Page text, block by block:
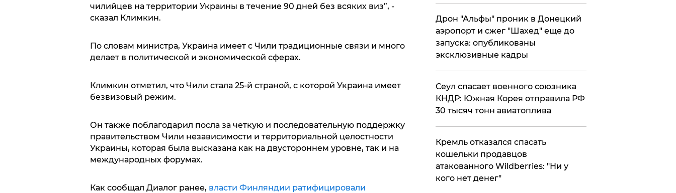
чилийцев на территории Украины в течение 90 дней без всяких виз”, -
сказал Климкин.
По словам министра, Украина имеет с Чили традиционные связи и много
делает в политической и экономической сферах.
Климкин отметил, что Чили стала 25-й страной, с которой Украина имеет
безвизовый режим.
Он также поблагодарил посла за четкую и последовательную поддержку
правительством Чили независимости и территориальной целостности
Украины, которая была высказана как на двустороннем уровне, так и на
международных форумах.
Как сообщал Диалог ранее, власти Финляндии ратифицировали
Дрон "Альфы" проник в Донецкий
аэропорт и сжег "Шахед" еще до
запуска: опубликованы
эксклюзивные кадры
​Сеул спасает военного союзника
КНДР: Южная Корея отправила РФ
30 тысяч тонн авиатоплива
Кремль отказался спасать
кошельки продавцов
атакованного Wildberries: "Ни у
кого нет денег"